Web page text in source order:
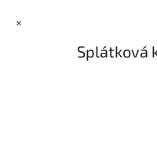
×
Splátková